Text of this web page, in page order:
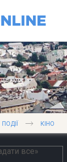
ПОДІЇ КІНО